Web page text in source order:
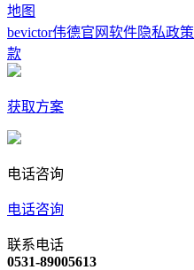
地图
bevictor伟德官网软件隐私政策
款
获取方案
电话咨询
电话咨询
联系电话
0531-89005613